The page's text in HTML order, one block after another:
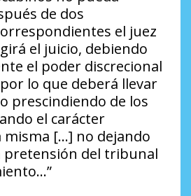
de dos
el juez
el juicio, debiendo
el poder discrecional
lo que deberá llevar
prescindiendo de los
el carácter
misma […] no dejando
pretensión del tribunal